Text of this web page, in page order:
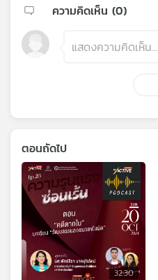
ความคิดเห็น (0)
ตอนถัดไป
32:30